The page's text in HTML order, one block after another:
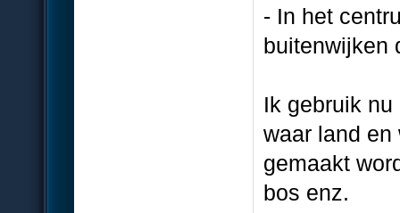
- In het
buitenwijken
Ik gebruik
waar land en
gemaakt
bos enz.